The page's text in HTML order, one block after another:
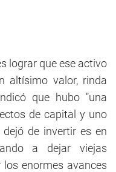
lograr que ese activo
altísimo valor, rinda
que hubo "una
de capital y uno
de invertir es en
a dejar viejas
enormes avances